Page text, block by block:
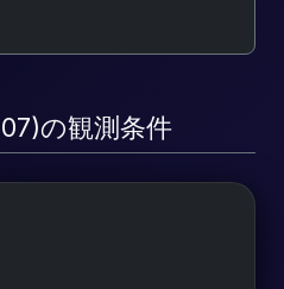
の観測条件